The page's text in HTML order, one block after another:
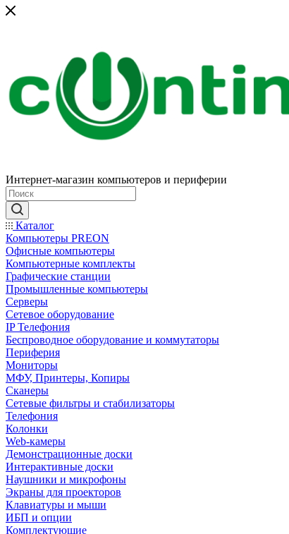
Интернет-магазин компьютеров и периферии
Каталог
Компьютеры PREON
Офисные компьютеры
Компьютерные комплекты
Графические станции
Промышленные компьютеры
Серверы
Сетевое оборудование
IP Телефония
Беспроводное оборудование и коммутаторы
Периферия
Мониторы
МФУ, Принтеры, Копиры
Сканеры
Сетевые фильтры и стабилизаторы
Телефония
Колонки
Web-камеры
Демонстрационные доски
Интерактивные доски
Наушники и микрофоны
Экраны для проекторов
Клавиатуры и мыши
ИБП и опции
Комплектующие